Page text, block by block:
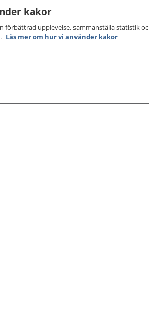
kakor
förbättrad upplevelse, sammanställa statistik
Läs mer om hur vi använder kakor